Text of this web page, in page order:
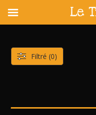
content
Filtré (0)
Le